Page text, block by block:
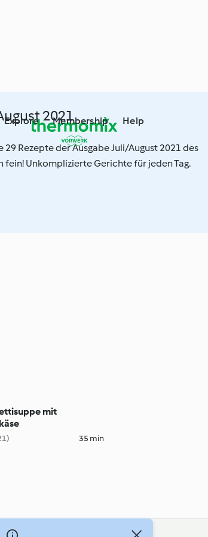
Explore Membership Help
2021
Rezepte der Ausgabe Juli/August 2021 des
fein! Unkomplizierte Gerichte für jeden Tag.
mit
35 min